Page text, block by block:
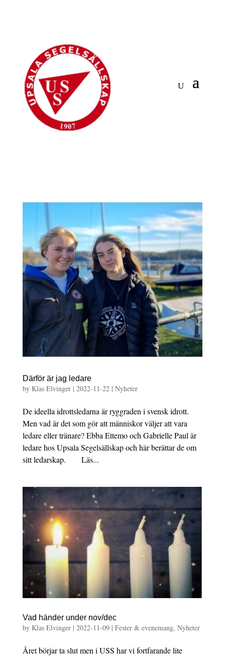
Därför är jag ledare
by Klas Elvinger| 2022-11-22| Nyheter
De ideella idrottsledarna är ryggraden i svensk idrott.
Men vad är det som gör att människor väljer att vara
ledare eller tränare? Ebba Ettemo och Gabrielle Paul är
ledare hos Upsala Segelsällskap och här berättar de om
sitt ledarskap. Läs...
Vad händer under nov/dec
by Klas Elvinger| 2022-11-09| Fester & evenemang, Nyheter
Året börjar ta slut men i USS har vi fortfarande lite